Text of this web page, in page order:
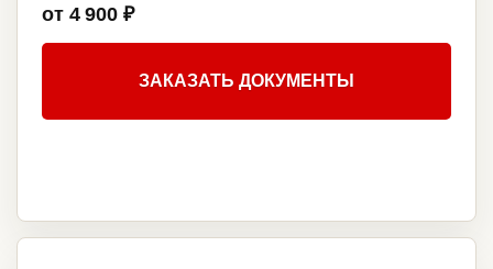
от 4 900 ₽
ЗАКАЗАТЬ ДОКУМЕНТЫ